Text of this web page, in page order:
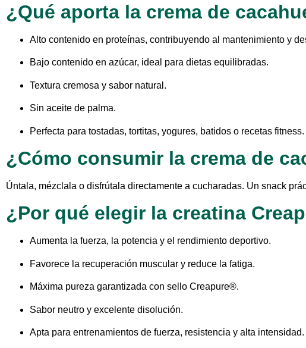
¿Qué aporta la crema de
Alto contenido en proteínas, contribuyendo al mantenimiento y
Bajo contenido en azúcar, ideal para dietas equilibradas.
Textura cremosa y sabor natural.
Sin aceite de palma.
Perfecta para tostadas, tortitas, yogures, batidos o recetas fitness.
¿Cómo consumir la crema de
Úntala, mézclala o disfrútala directamente a cucharadas. Un snack
¿Por qué elegir la creatina
Aumenta la fuerza, la potencia y el rendimiento deportivo.
Favorece la recuperación muscular y reduce la fatiga.
Máxima pureza garantizada con sello Creapure®.
Sabor neutro y excelente disolución.
Apta para entrenamientos de fuerza, resistencia y alta intensidad.